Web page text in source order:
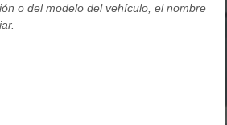
o del modelo del vehículo, el nombre